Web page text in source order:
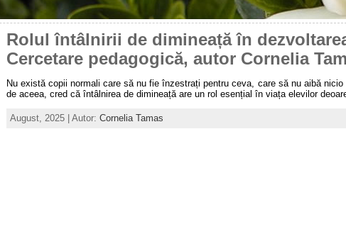
Rolul întâlnirii de dimineață în
Cercetare pedagogică, autor Cornelia
Nu există copii normali care să nu fie înzestrați pentru ceva, care să nu aibă
de aceea, cred că întâlnirea de dimineață are un rol esențial în viața elevilor
August, 2025 | Autor: Cornelia Tamas